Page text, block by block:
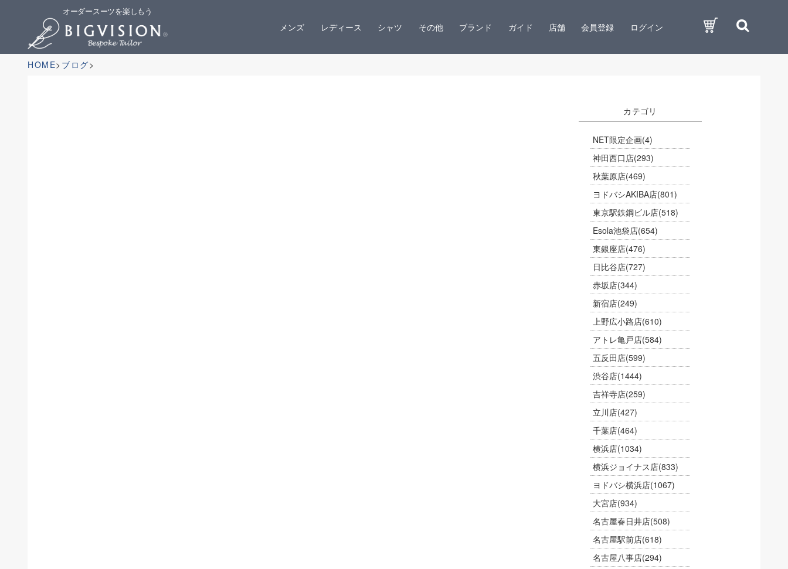
オーダースーツを楽しもう
メンズ レディース シャツ その他 ブランド ガイド 店舗 会員登録 ログイン
HOME ブログ
カテゴリ
NET限定企画(4)
神田西口店(293)
秋葉原店(469)
ヨドバシAKIBA店(801)
東京駅鉄鋼ビル店(518)
Esola池袋店(654)
東銀座店(476)
日比谷店(727)
赤坂店(344)
新宿店(249)
上野広小路店(610)
アトレ亀戸店(584)
五反田店(599)
渋谷店(1444)
吉祥寺店(259)
立川店(427)
千葉店(464)
横浜店(1034)
横浜ジョイナス店(833)
ヨドバシ横浜店(1067)
大宮店(934)
名古屋春日井店(508)
名古屋駅前店(618)
名古屋八事店(294)